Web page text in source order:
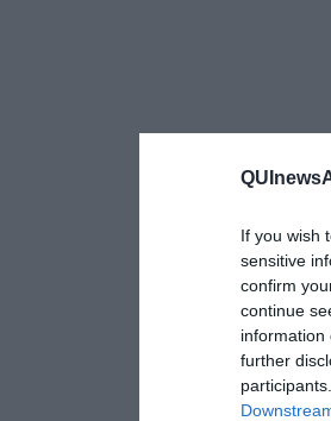
If you wish
sensitive
confirm
continue
information
further